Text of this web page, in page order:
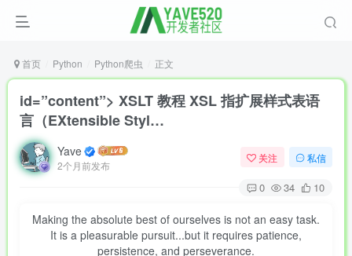
首页 Python Python爬虫 正文
id=”content”> XSLT 教程 XSL 指扩展样式表语
言（EXtensible Styl…
Yave
2个月前发布
关注 私信
0 34 10
Making the absolute best of ourselves is not an easy task.
It is a pleasurable pursuit...but it requires patience,
persistence, and perseverance.